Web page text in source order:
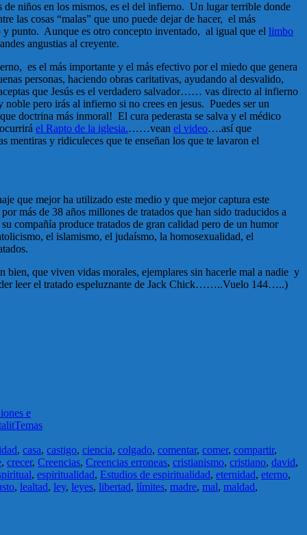
de niños en los mismos, es el del infierno. Un lugar terrible donde
las cosas “malas” que uno puede dejar de hacer, el más
y punto. Aunque es otro concepto inventado, al igual que el limbo
angustias al creyente.
es el más importante y el más efectivo por el miedo que genera
personas, haciendo obras caritativas, ayudando al desvalido,
que Jesús es el verdadero salvador…… vas directo al infierno
pero irás al infierno si no crees en jesus. Puedes ser un
doctrina más inmoral! El cura pederasta se salva y el médico
el Rapto de la iglesia.……vean el video….así que
y ridiculeces que te enseñan los que te lavaron el
que mejor ha utilizado este medio y que mejor captura este
más de 38 años millones de tratados que han sido traducidos a
compañía produce tratados de gran calidad pero de un humor
el islamismo, el judaísmo, la homosexualidad, el
bien, que viven vidas morales, ejemplares sin hacerle mal a nadie y
leer el tratado espeluznante de Jack Chick……..Vuelo 144…..)
e
Temas
, casa, castigo, ciencia, colgado, comentar, comer, compartir,
, crecer, Creencias, Creencias erroneas, cristianismo, cristiano, david,
, espiritualidad, Estudios de espiritualidad, eternidad, eterno,
, lealtad, ley, leyes, libertad, límites, madre, mal, maldad,